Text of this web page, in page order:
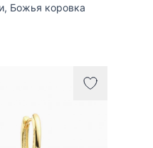
Божья коровка